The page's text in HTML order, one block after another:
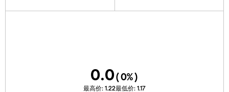
0.0(0%)
最高价: 1.22最低价: 1.17